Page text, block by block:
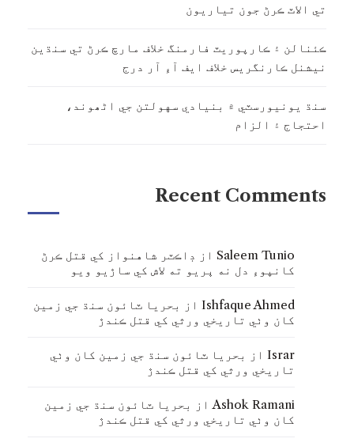
تي الاٽ ڪرڻ جون تياريون
ڪئنالن ۽ ڪارپوريٽ فارمنگ خلاف مارچ ڪرڻ تي سنڌين
نيشنل ڪارنگريس خلاف ايف آءِ آر درج
سنڌ يونيورسٽي ۾ بنيادي سهولتن جي اڻھوند،
احتجاج ۽ الزام
Recent Comments
Saleem Tunio از ڊاڪٽر شاهنواز کي قتل ڪرڻ
کانپوءِ دل نه ڀريو ته لاش کي ساڙيو ويو
Ishfaque Ahmed از
بحريا ٽائون سنڌ جي زمين
کان وٺي تاريخي ورثي کي قتل ڪندڙ
Israr از
بحريا ٽائون سنڌ جي زمين کان وٺي
تاريخي ورثي کي قتل ڪندڙ
Ashok Ramaniاز
بحريا ٽائون سنڌ جي زمين
کان وٺي تاريخي ورثي کي قتل ڪندڙ